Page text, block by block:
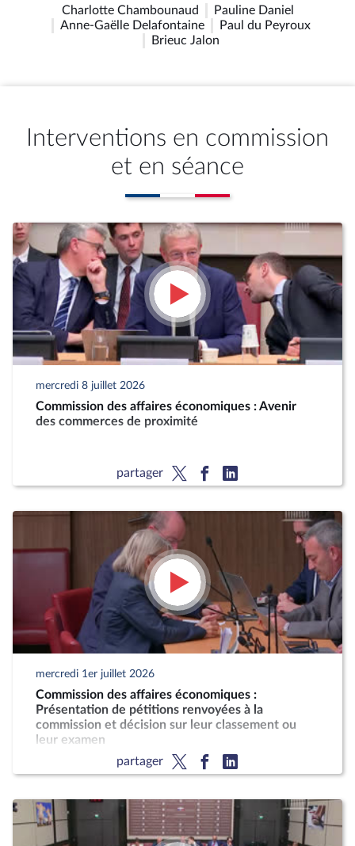
Charlotte Chambounaud
Pauline Daniel
Anne-Gaëlle Delafontaine
Paul du Peyroux
Brieuc Jalon
Interventions en commission
et en séance
mercredi 8 juillet 2026
Commission des affaires économiques : Avenir
des commerces de proximité
partager
mercredi 1er juillet 2026
Commission des affaires économiques :
Présentation de pétitions renvoyées à la
commission et décision sur leur classement ou
leur examen
partager